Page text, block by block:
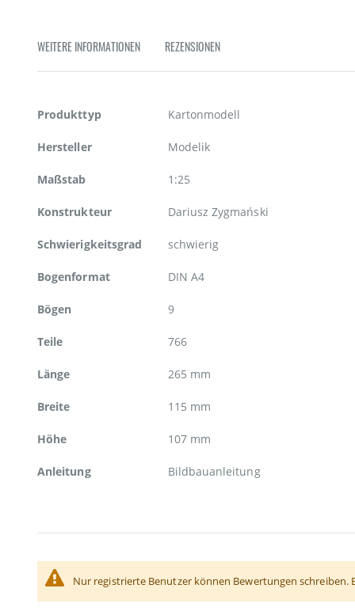
WEITERE INFORMATIONEN REZENSIONEN
Weitere
Produkttyp Kartonmodell
Hersteller Modelik
Maßstab 1:25
Konstrukteur Dariusz Zygmański
Schwierigkeitsgrad schwierig
Bogenformat DIN A4
Bögen 9
Teile 766
Länge 265 mm
Breite 115 mm
Höhe 107 mm
Anleitung Bildbauanleitung
Nur registrierte Benutzer können Bewertungen schreiben.